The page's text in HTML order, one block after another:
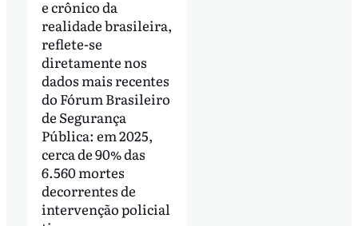
e crônico da
realidade brasileira,
reflete-se
diretamente nos
dados mais recentes
do Fórum Brasileiro
de Segurança
Pública: em 2025,
cerca de 90% das
6.560 mortes
decorrentes de
intervenção policial